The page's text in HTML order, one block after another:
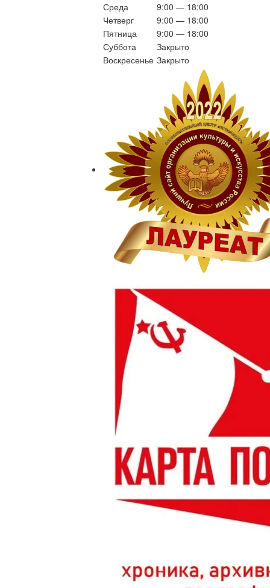
Среда
9:00 — 18:00
Четверг
9:00 — 18:00
Пятница
9:00 — 18:00
Суббота
Закрыто
Воскресенье Закрыто